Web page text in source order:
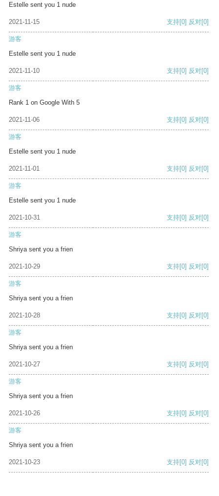
Estelle sent you 1 nude
2021-11-15 支持[0] 反对[0]
游客
Estelle sent you 1 nude
2021-11-10 支持[0] 反对[0]
游客
Rank 1 on Google With 5
2021-11-06 支持[0] 反对[0]
游客
Estelle sent you 1 nude
2021-11-01 支持[0] 反对[0]
游客
Estelle sent you 1 nude
2021-10-31 支持[0] 反对[0]
游客
Shriya sent you a frien
2021-10-29 支持[0] 反对[0]
游客
Shriya sent you a frien
2021-10-28 支持[0] 反对[0]
游客
Shriya sent you a frien
2021-10-27 支持[0] 反对[0]
游客
Shriya sent you a frien
2021-10-26 支持[0] 反对[0]
游客
Shriya sent you a frien
2021-10-23 支持[0] 反对[0]